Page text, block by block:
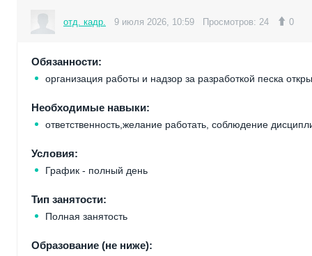
отд. кадр. 9 июля 2026, 10:59 Просмотров: 24 0
Обязанности:
организация работы и надзор за разработкой песка
Необходимые навыки:
ответственность,желание работать, соблюдение
Условия:
График - полный день
Тип занятости:
Полная занятость
Образование (не ниже):